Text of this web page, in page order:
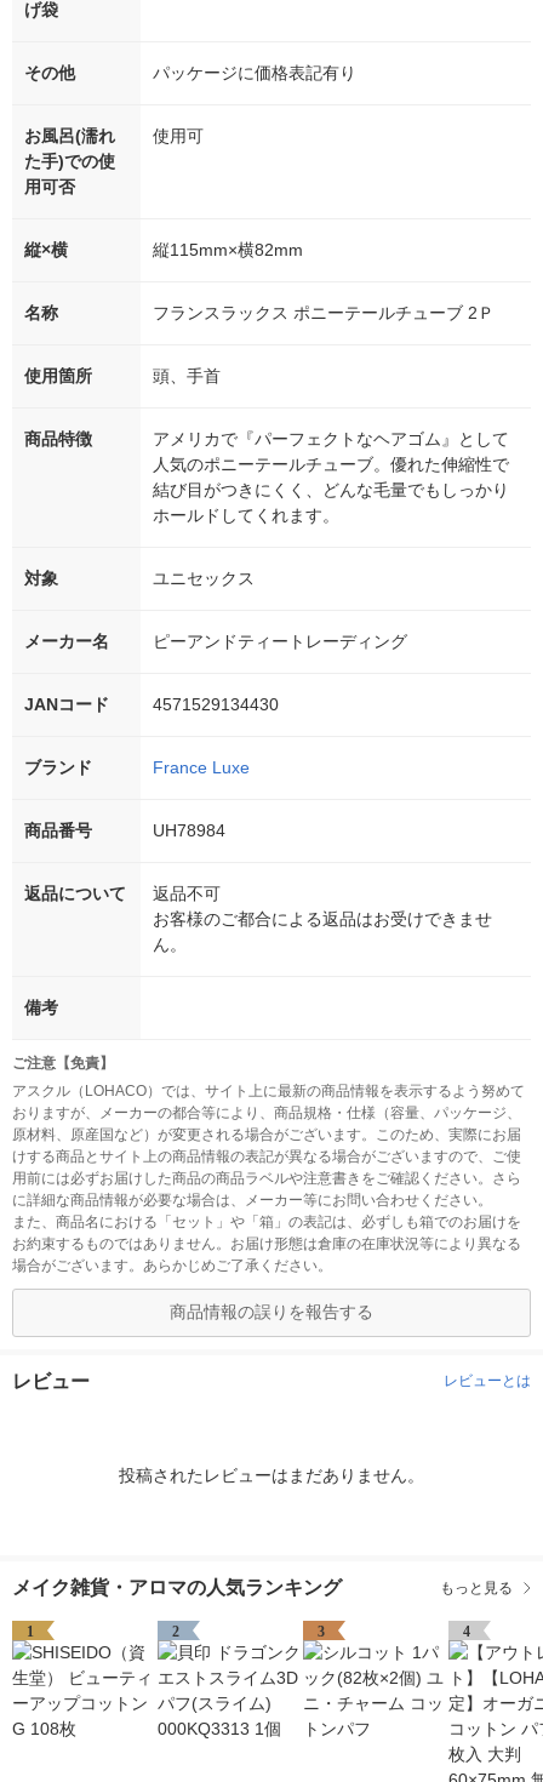
げ袋
その他 パッケージに価格表記有り
お風呂(濡れ
た手)での使
用可否
使用可
縦×横 縦115mm×横82mm
名称 フランスラックス ポニーテールチューブ 2Ｐ
使用箇所 頭、手首
商品特徴
アメリカで『パーフェクトなヘアゴム』として
人気のポニーテールチューブ。優れた伸縮性で
結び目がつきにくく、どんな毛量でもしっかり
ホールドしてくれます。
対象 ユニセックス
メーカー名 ピーアンドティートレーディング
JANコード 4571529134430
ブランド France Luxe
商品番号 UH78984
返品について
返品不可
お客様のご都合による返品はお受けできませ
ん。
備考
ご注意【免責】
アスクル（LOHACO）では、サイト上に最新の商品情報を表示するよう努めて
おりますが、メーカーの都合等により、商品規格・仕様（容量、パッケージ、
原材料、原産国など）が変更される場合がございます。このため、実際にお届
けする商品とサイト上の商品情報の表記が異なる場合がございますので、ご使
用前には必ずお届けした商品の商品ラベルや注意書きをご確認ください。さら
に詳細な商品情報が必要な場合は、メーカー等にお問い合わせください。
また、商品名における「セット」や「箱」の表記は、必ずしも箱でのお届けを
お約束するものではありません。お届け形態は倉庫の在庫状況等により異なる
場合がございます。あらかじめご了承ください。
商品情報の誤りを報告する
レビュー レビューとは
投稿されたレビューはまだありません。
メイク雑貨・アロマの人気ランキング もっと見る
1 2 3 4